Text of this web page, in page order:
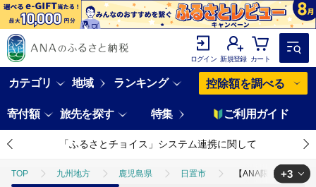
ログイン 新規登録 カート
カテゴリ 地域 ランキング 控除額を調べる
寄付額 旅先を探す 特集 ご利用ガイド
「ふるさとチョイス」システム連携に関して
TOP 九州地方 鹿児島県 日置市 【ANA限定】美酒
+3